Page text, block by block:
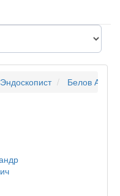
Эндоскопист Белов